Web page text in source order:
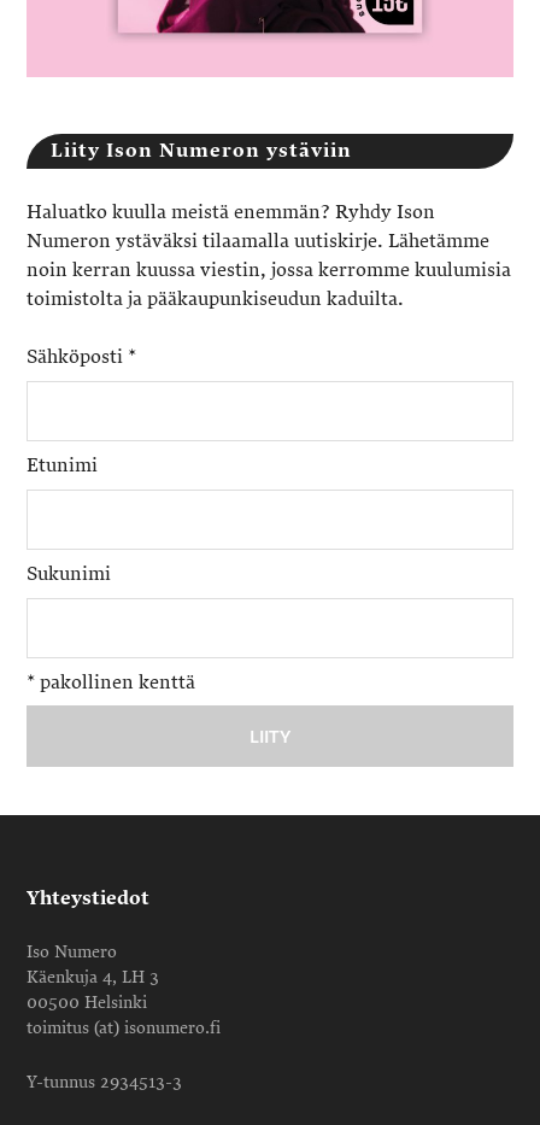
Liity Ison Numeron ystäviin
Haluatko kuulla meistä enemmän? Ryhdy Ison
Numeron ystäväksi tilaamalla uutiskirje. Lähetämme
noin kerran kuussa viestin, jossa kerromme kuulumisia
toimistolta ja pääkaupunkiseudun kaduilta.
Sähköposti *
Etunimi
Sukunimi
* pakollinen kenttä
Yhteystiedot
Iso Numero
Käenkuja 4, LH 3
00500 Helsinki
toimitus (at) isonumero.fi
Y-tunnus 2934513-3